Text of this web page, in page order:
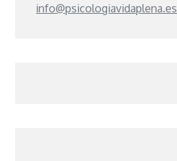
info@psicologiavidaplena.es